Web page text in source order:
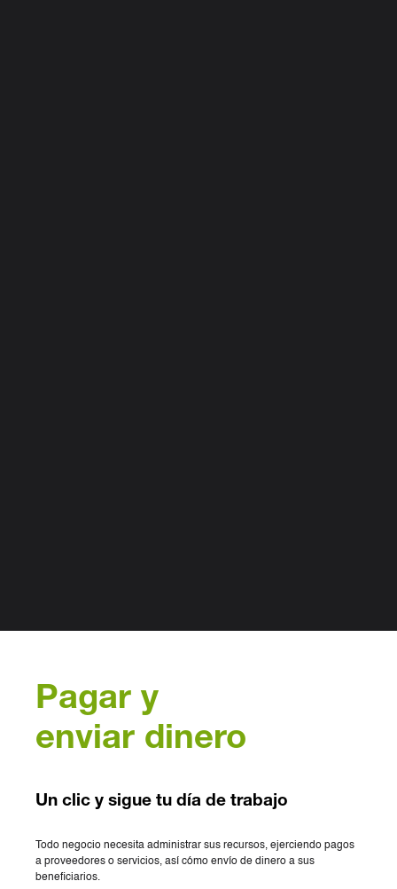
Pagar y
enviar dinero
Un clic y sigue tu día de trabajo
Todo negocio necesita administrar sus recursos, ejerciendo pagos
a proveedores o servicios, así cómo envío de dinero a sus
beneficiarios.